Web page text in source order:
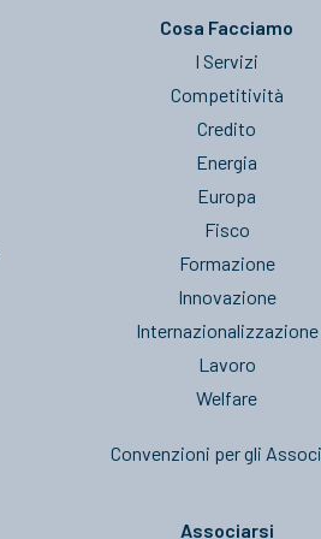
Cosa Facciamo
I Servizi
Competitività
Credito
Energia
Europa
Fisco
Formazione
Innovazione
Internazionalizzazione
Lavoro
Welfare
Convenzioni per gli
Associarsi